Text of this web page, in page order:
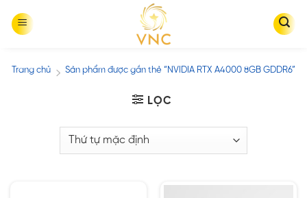
Trang chủ / Sản phẩm được gắn thẻ “NVIDIA RTX A4000 8GB GDDR6”
LỌC